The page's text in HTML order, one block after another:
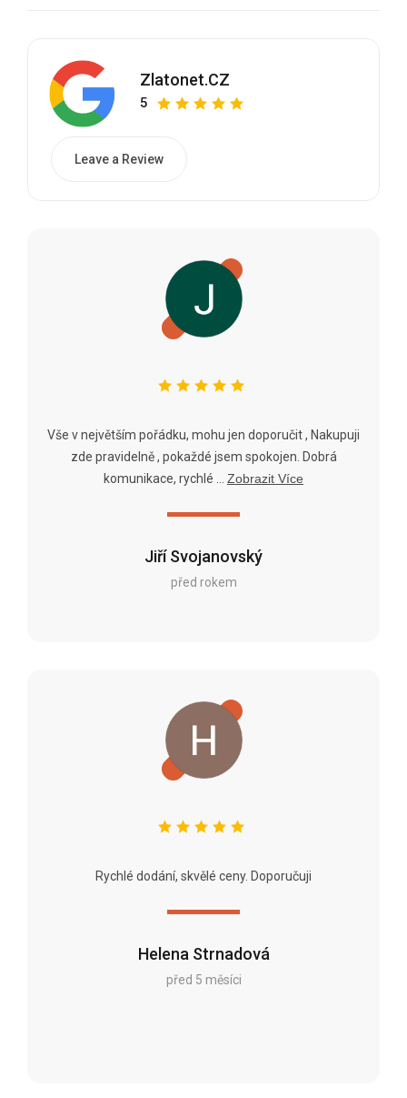
Zlatonet.CZ
5
Leave a Review
Jiří Svojanovský
před rokem
Vše v největším pořádku, mohu jen doporučit , Nakupuji
zde pravidelně , pokaždé jsem spokojen. Dobrá
komunikace, rychlé ...
Zobrazit Více
Helena Strnadová
před 5 měsíci
Rychlé dodání, skvělé ceny. Doporučuji